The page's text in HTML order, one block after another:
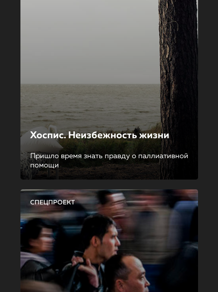
Хоспис. Неизбежность жизни
Пришло время знать правду о паллиативной
помощи
СПЕЦПРОЕКТ